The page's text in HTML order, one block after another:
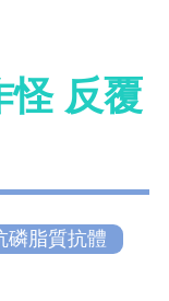
怪 反覆
磷脂質抗體